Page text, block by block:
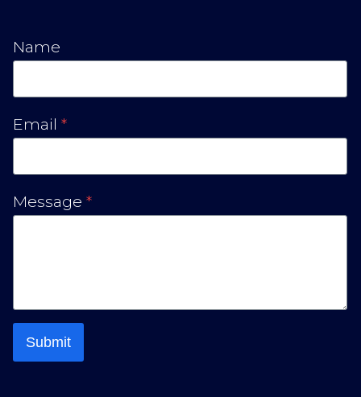
Name
Email *
Message *
Submit